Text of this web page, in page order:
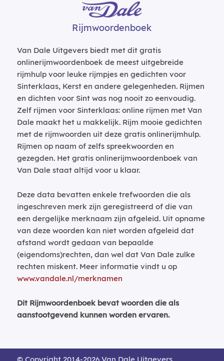
Rijmwoordenboek
Van Dale Uitgevers biedt met dit gratis
onlinerijmwoordenboek de meest uitgebreide
rijmhulp voor leuke rijmpjes en gedichten voor
Sinterklaas, Kerst en andere gelegenheden. Rijmen
en dichten voor Sint was nog nooit zo eenvoudig.
Zelf rijmen voor Sinterklaas: online rijmen met Van
Dale maakt het u makkelijk. Rijm mooie gedichten
met de rijmwoorden uit deze gratis onlinerijmhulp.
Rijmen op naam of zelfs spreekwoorden en
gezegden. Het gratis onlinerijmwoordenboek van
Van Dale staat altijd voor u klaar.
Deze data bevatten enkele trefwoorden die als
ingeschreven merk zijn geregistreerd of die van
een dergelijke merknaam zijn afgeleid. Uit opname
van deze woorden kan niet worden afgeleid dat
afstand wordt gedaan van bepaalde
(eigendoms)rechten, dan wel dat Van Dale zulke
rechten miskent. Meer informatie vindt u op
www.vandale.nl/merknamen
Dit Rijmwoordenboek bevat woorden die als
aanstootgevend kunnen worden ervaren.